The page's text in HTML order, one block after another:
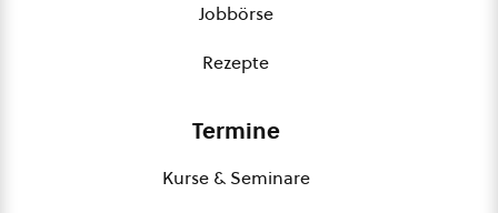
Jobbörse
Rezepte
Termine
Kurse & Seminare